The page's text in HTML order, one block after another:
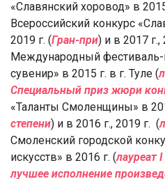
«Славянский хоровод» в
Всероссийский конкурс
2019 г. (Гран-при) и в 2017 г.,
Международный фестиваль-
сувенир» в 2015 г. в г. Туле (
Специальный приз жюри
«Таланты Смоленщины» в
степени) и в 2016 г., 2019 г. (
Смоленский городской
искусств» в 2016 г. (лауреат
лучшее исполнение